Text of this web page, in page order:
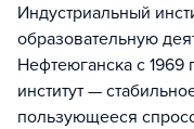
Индустриальный
образовательную
Нефтеюганска с 1969
институт —
пользующееся